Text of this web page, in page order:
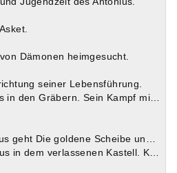
Dämonen heimgesucht.
seiner Lebensführung.
8. Kapitel. Antonius in den Gräbern. Sein Kampf mit den Dämonen.
11. Kapitel. Antonius geht Die goldene Scheibe und die Silbermasse.
12. Kapitel. Antonius in dem verlassenen Kastell. Kämpfe mit den Dämonen.